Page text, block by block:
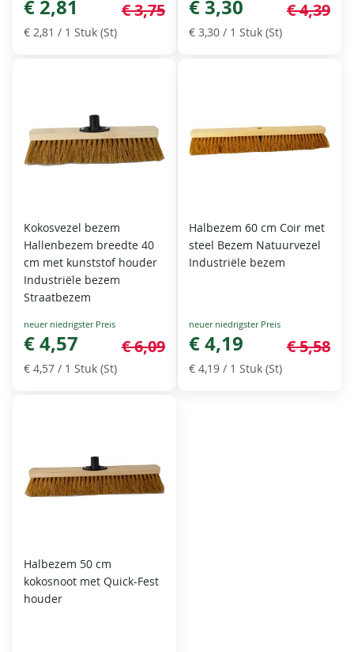
€ 2,81 € 3,75
€ 2,81 / 1 Stuk (St)
€ 3,30 € 4,39
€ 3,30 / 1 Stuk (St)
Kokosvezel bezem
Hallenbezem breedte 40
cm met kunststof houder
Industriële bezem
Straatbezem
Special
Price
€ 4,57 € 6,09
€ 4,57 / 1 Stuk (St)
Halbezem 60 cm Coir met
steel Bezem Natuurvezel
Industriële bezem
Special
Price
€ 4,19 € 5,58
€ 4,19 / 1 Stuk (St)
Halbezem 50 cm
kokosnoot met Quick-Fest
houder